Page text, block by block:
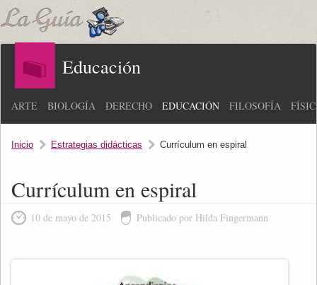
Educación
ARTE BIOLOGÍA DERECHO EDUCACIÓN FILOSOFÍA
Inicio Estrategias didácticas Currículum en espiral
Currículum en espiral
10 de mayo de 2015 Publicado por Hilda Fingermann